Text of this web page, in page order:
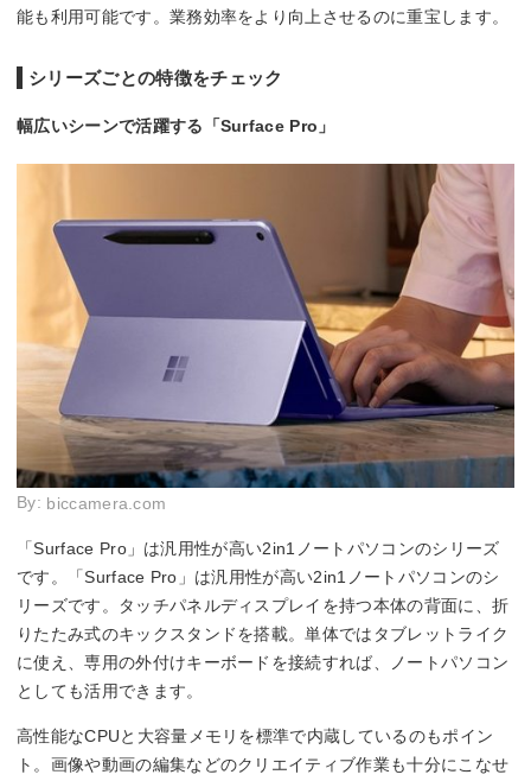
能も利用可能です。業務効率をより向上させるのに重宝します。
シリーズごとの特徴をチェック
幅広いシーンで活躍する「Surface Pro」
By: biccamera.com
「Surface Pro」は汎用性が高い2in1ノートパソコンのシリーズ
です。「Surface Pro」は汎用性が高い2in1ノートパソコンのシ
リーズです。タッチパネルディスプレイを持つ本体の背面に、折
りたたみ式のキックスタンドを搭載。単体ではタブレットライク
に使え、専用の外付けキーボードを接続すれば、ノートパソコン
としても活用できます。
高性能なCPUと大容量メモリを標準で内蔵しているのもポイン
ト。画像や動画の編集などのクリエイティブ作業も十分にこなせ